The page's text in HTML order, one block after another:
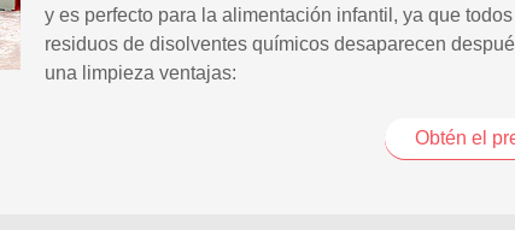
y es perfecto para la alimentación infantil, ya que
residuos de disolventes químicos desaparecen
una limpieza ventajas:
Obtén el